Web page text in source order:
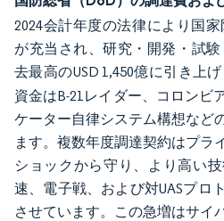
2024会計年度の法律により国家
が充当され、研究・開発・試
去最高のUSD 1,450億に引き上
資金はB-21レイダー、コロンビ
ケーター自律システム構想など
ます。複数年度調達契約はプラ
ショックから守り、より高い
速、電子戦、および対UASプロ
させています。この急増はサイ